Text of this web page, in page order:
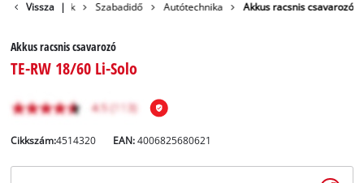
Vissza |
Termékek Szabadidő Autótechnika Akkus racsnis csavarozó
Akkus racsnis csavarozó
TE-RW 18/60 Li-Solo
Cikkszám:4514320 EAN:4006825680621